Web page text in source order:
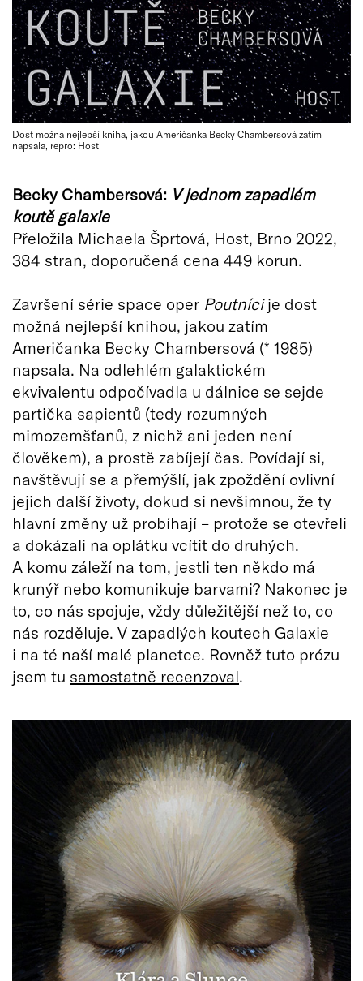
Dost možná nejlepší kniha, jakou Američanka Becky Chambersová zatím
napsala, repro: Host
Becky Chambersová: V jednom zapadlém
koutě galaxie
Přeložila Michaela Šprtová, Host, Brno 2022,
384 stran, doporučená cena 449 korun.
Završení série space oper Poutnícije dost
možná nejlepší knihou, jakou zatím
Američanka Becky Chambersová (* 1985)
napsala. Na odlehlém galaktickém
ekvivalentu odpočívadla u dálnice se sejde
partička sapientů (tedy rozumných
mimozemšťanů, z nichž ani jeden není
člověkem), a prostě zabíjejí čas. Povídají si,
navštěvují se a přemýšlí, jak zpoždění ovlivní
jejich další životy, dokud si nevšimnou, že ty
hlavní změny už probíhají – protože se otevřeli
a dokázali na oplátku vcítit do druhých.
A komu záleží na tom, jestli ten někdo má
krunýř nebo komunikuje barvami? Nakonec je
to, co nás spojuje, vždy důležitější než to, co
nás rozděluje. V zapadlých koutech Galaxie
i na té naší malé planetce. Rovněž tuto prózu
jsem tu samostatně recenzoval.